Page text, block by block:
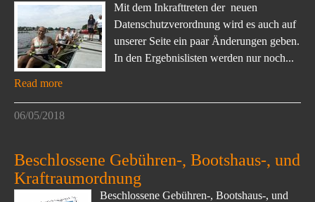
Mit dem Inkrafttreten der neuen
Datenschutzverordnung wird es auch auf
unserer Seite ein paar Änderungen geben.
In den Ergebnislisten werden nur noch...
Read more
06/05/2018
Beschlossene Gebühren-, Bootshaus-, und
Kraftraumordnung
Beschlossene Gebühren-, Bootshaus-, und